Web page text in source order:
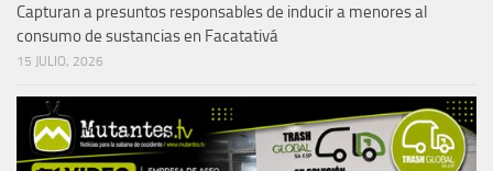
Capturan a presuntos responsables de inducir a menores al
consumo de sustancias en Facatativá
15 JULIO, 2026